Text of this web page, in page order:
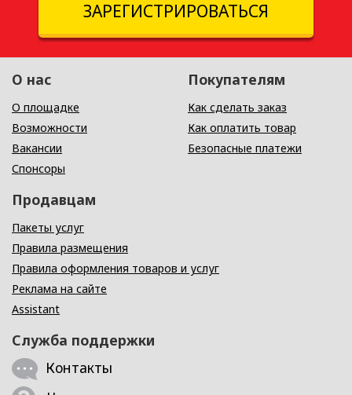
ЗАРЕГИСТРИРОВАТЬСЯ
О нас
О площадке
Возможности
Вакансии
Спонсоры
Покупателям
Как сделать заказ
Как оплатить товар
Безопасные платежи
Продавцам
Пакеты услуг
Правила размещения
Правила оформления товаров и услуг
Реклама на сайте
Assistant
Служба поддержки
Контакты